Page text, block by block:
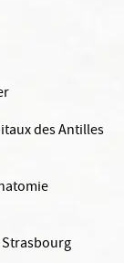
des Antilles